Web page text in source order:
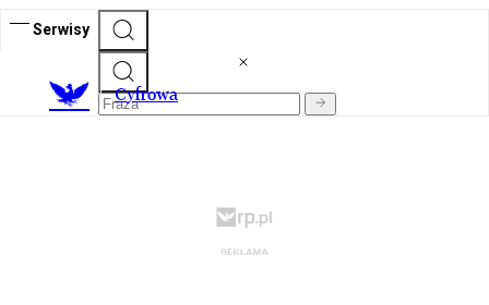
Serwisy
Cyfrowa